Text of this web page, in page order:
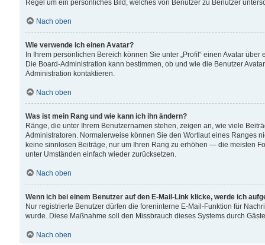
Regel um ein persönliches Bild, welches von Benutzer zu Benutzer
Nach oben
Wie verwende ich einen Avatar?
In Ihrem persönlichen Bereich können Sie unter „Profil“ einen Avatar
Die Board-Administration kann bestimmen, ob und wie die Benutzer
Administration kontaktieren.
Nach oben
Was ist mein Rang und wie kann ich ihn ändern?
Ränge, die unter Ihrem Benutzernamen stehen, zeigen an, wie viele
Administratoren. Normalerweise können Sie den Wortlaut eines Ranges
keine sinnlosen Beiträge, nur um Ihren Rang zu erhöhen — die meisten
unter Umständen einfach wieder zurücksetzen.
Nach oben
Wenn ich bei einem Benutzer auf den E-Mail-Link klicke, werde ich
Nur registrierte Benutzer dürfen die foreninterne E-Mail-Funktion für
wurde. Diese Maßnahme soll den Missbrauch dieses Systems durch
Nach oben